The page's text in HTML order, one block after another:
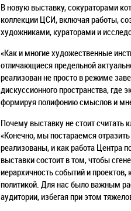
В новую выставку, сокураторами
коллекции ЦСИ, включая работы,
художниками, кураторами и
«Как и многие художественные
отличающиеся предельной
реализован не просто в режиме
дискуссионного пространства, где
формируя полифонию смыслов и
Почему выставку не стоит считать
«Конечно, мы постараемся
реализованы, и как работа Центра
выставки состоит в том, чтобы
иерархичность событий и
политикой. Для нас было важным
аудитории, избегая при этом